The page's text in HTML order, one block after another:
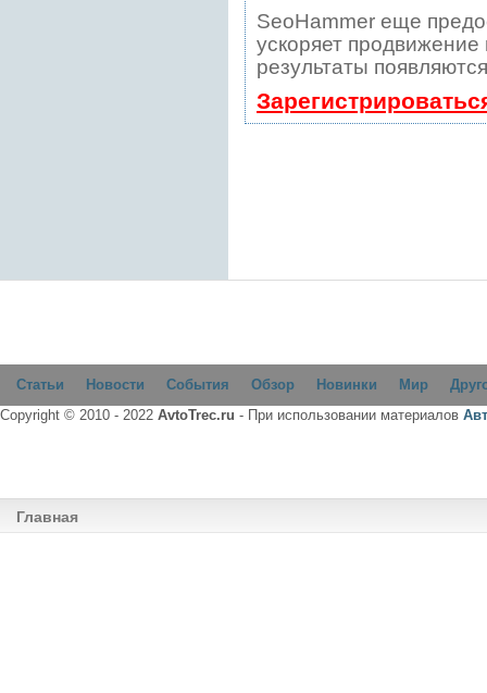
SeoHammer еще
ускоряет
результаты
Статьи Новости События Обзор Новинки Мир
Copyright © 2010 - 2022 AvtoTrec.ru - При использовании материалов
Главная